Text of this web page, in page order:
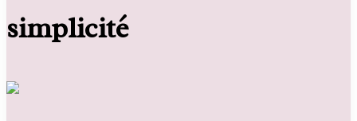
simplicité